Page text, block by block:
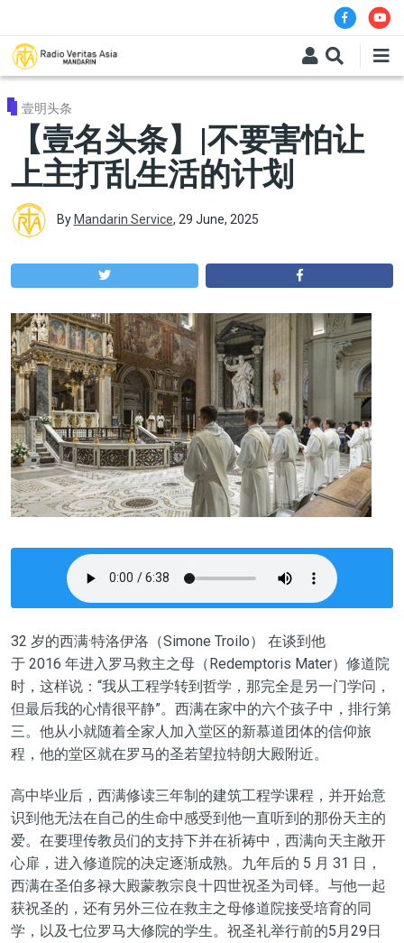
壹明头条
【壹名头条】|不要害怕让
上主打乱生活的计划
By Mandarin Service, 29 June, 2025
32 岁的西满·特洛伊洛（Simone Troilo） 在谈到他
于 2016 年进入罗马救主之母（Redemptoris Mater）修道院
时，这样说：“我从工程学转到哲学，那完全是另一门学问，
但最后我的心情很平静”。西满在家中的六个孩子中，排行第
三。他从小就随着全家人加入堂区的新慕道团体的信仰旅
程，他的堂区就在罗马的圣若望拉特朗大殿附近。
高中毕业后，西满修读三年制的建筑工程学课程，并开始意
识到他无法在自己的生命中感受到他一直听到的那份天主的
爱。在要理传教员们的支持下并在祈祷中，西满向天主敞开
心扉，进入修道院的决定逐渐成熟。九年后的 5 月 31 日，
西满在圣伯多禄大殿蒙教宗良十四世祝圣为司铎。与他一起
获祝圣的，还有另外三位在救主之母修道院接受培育的同
学，以及七位罗马大修院的学生。祝圣礼举行前的5月29日